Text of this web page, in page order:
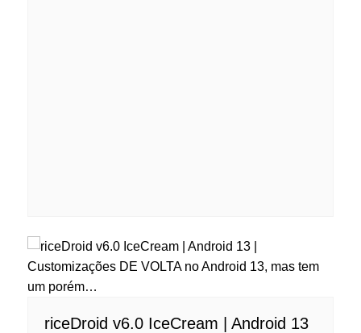
riceDroid v6.0 IceCream | Android 13